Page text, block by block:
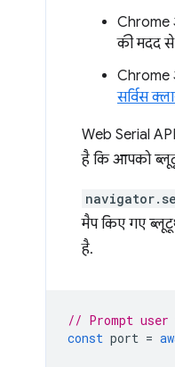
Chrome
की मदद से
Chrome
सर्विस
Web Serial
है कि आपको
मैप किए गए
है.
// Prompt
const port =